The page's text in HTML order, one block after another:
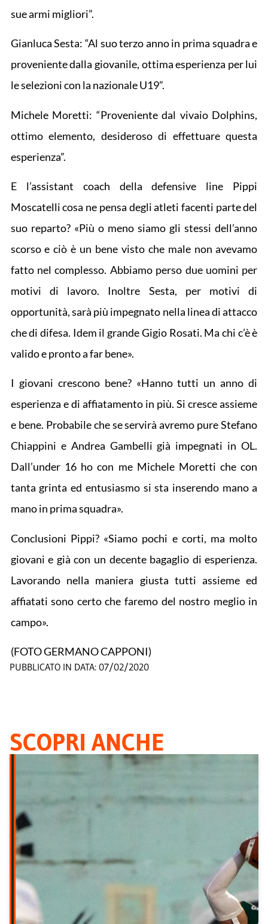
sue armi migliori”.
Gianluca Sesta: “Al suo terzo anno in prima squadra e
proveniente dalla giovanile, ottima esperienza per lui
le selezioni con la nazionale U19”.
Michele Moretti: “Proveniente dal vivaio Dolphins,
ottimo elemento, desideroso di effettuare questa
esperienza”.
E l’assistant coach della defensive line Pippi
Moscatelli cosa ne pensa degli atleti facenti parte del
suo reparto? «Più o meno siamo gli stessi dell’anno
scorso e ciò è un bene visto che male non avevamo
fatto nel complesso. Abbiamo perso due uomini per
motivi di lavoro. Inoltre Sesta, per motivi di
opportunità, sarà più impegnato nella linea di attacco
che di difesa. Idem il grande Gigio Rosati. Ma chi c’è è
valido e pronto a far bene».
I giovani crescono bene? «Hanno tutti un anno di
esperienza e di affiatamento in più. Si cresce assieme
e bene. Probabile che se servirà avremo pure Stefano
Chiappini e Andrea Gambelli già impegnati in OL.
Dall’under 16 ho con me Michele Moretti che con
tanta grinta ed entusiasmo si sta inserendo mano a
mano in prima squadra».
Conclusioni Pippi? «Siamo pochi e corti, ma molto
giovani e già con un decente bagaglio di esperienza.
Lavorando nella maniera giusta tutti assieme ed
affiatati sono certo che faremo del nostro meglio in
campo».
(FOTO GERMANO CAPPONI)
PUBBLICATO IN DATA: 07/02/2020
SCOPRI ANCHE